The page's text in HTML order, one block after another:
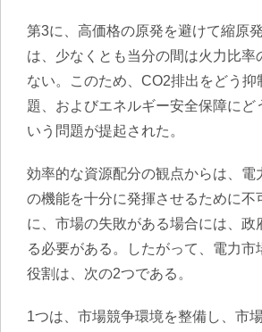
第3に、高価格の原発を避けて縮原
は、少なくとも当分の間は火力比率
ない。このため、CO2排出をどう抑
題、およびエネルギー安全保障にど
いう問題が提起された。
効率的な資源配分の観点からは、電
の機能を十分に発揮させるために不
に、市場の失敗がある場合には、政
る必要がある。したがって、電力市
役割は、次の2つである。
1つは、市場競争環境を整備し、市